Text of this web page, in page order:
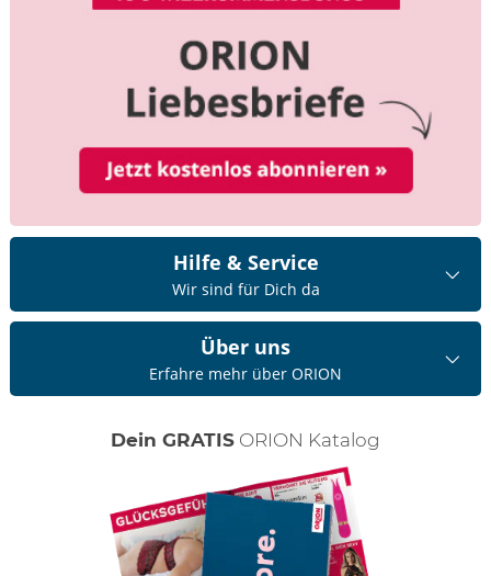
Hilfe & Service
Wir sind für Dich da
Über uns
Erfahre mehr über ORION
Dein GRATIS ORION Katalog